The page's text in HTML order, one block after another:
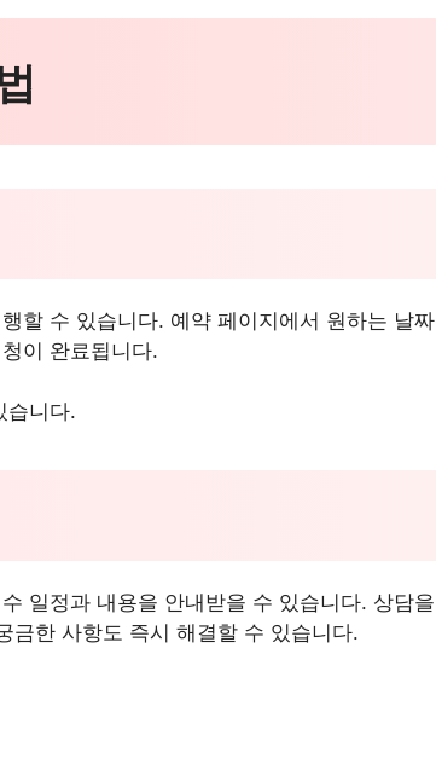
할 수 있습니다. 예약 페이지에서 원하는 날짜
이 완료됩니다.
습니다.
일정과 내용을 안내받을 수 있습니다. 상담을
금한 사항도 즉시 해결할 수 있습니다.